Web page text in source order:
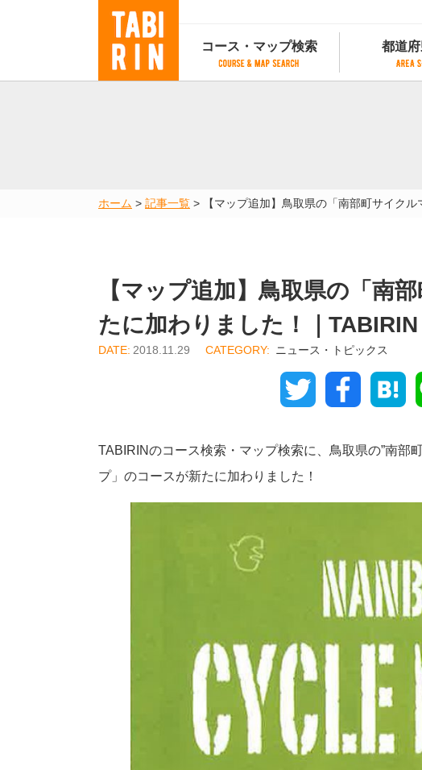
コース・マップ検索
地図から検索
都道
都道府県別サイク
都道府県アクセス
ホーム > 記事一覧 > 【マップ追加】鳥取県の「南部町サイク
【マップ追加】鳥取県の「南
たに加わりました！｜
2018.11.29 ニュース・トピックス
Twitter Facebook
TABIRINのコース検索・マップ検索に、鳥取県の”南部
プ」のコースが新たに加わりました！